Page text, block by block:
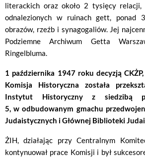
literackich oraz około 2 tysięcy
odnalezionych w ruinach gett, ponad
obrazów, rzeźb i synagogaliów. Jej
Podziemne Archiwum Getta
Ringelbluma.
1 października 1947 roku decyzją
Komisja Historyczna została
Instytut Historyczny z siedzibą
5, w odbudowanym gmachu
Judaistycznych i Głównej Biblioteki
ŻIH, działając przy Centralnym
kontynuował prace Komisji i był